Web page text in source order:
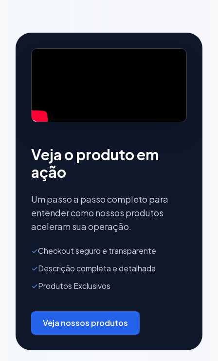
Veja o produto em
ação
Um passo a passo completo para
entender como nossos produtos
aceleram sua operação.
✓Checkout seguro e transparente
✓Descrição completa e detalhada
✓Produtos Exclusivos
Veja nossos produtos